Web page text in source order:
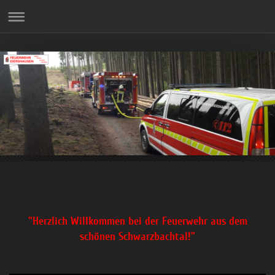
"Herzlich Willkommen bei der Feuerwehr aus dem
schönen Schwarzbachtal!"